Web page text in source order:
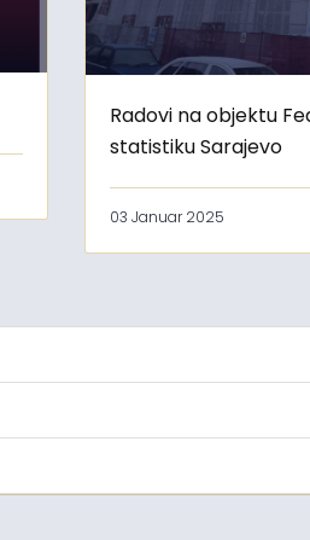
Radovi na objektu
statistiku Sarajevo
03 Januar 2025